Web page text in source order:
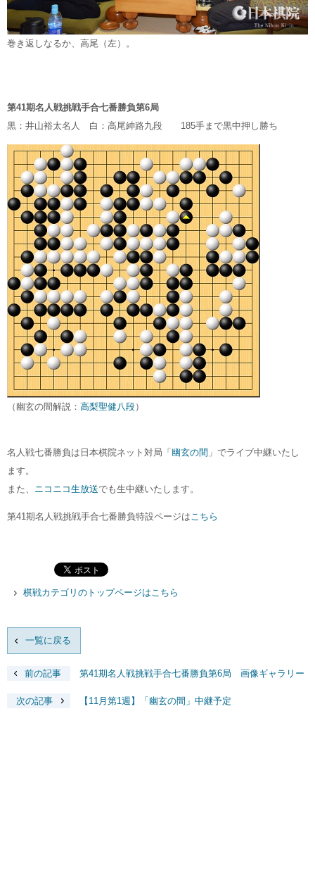
巻き返しなるか、高尾（左）。
第41期名人戦挑戦手合七番勝負第6局
黒：井山裕太名人 白：高尾紳路九段 185手まで黒中押し勝ち
（幽玄の間解説： 高梨聖健八段）
名人戦七番勝負は日本棋院ネット対局「 幽玄の間 」でライブ中継いたし
ます。
また、
ニコニコ生放送でも生中継いたします。
第41期名人戦挑戦手合七番勝負特設ページは こちら
棋戦カテゴリのトップページはこちら
一覧に戻る
前の記事 第41期名人戦挑戦手合七番勝負第6局 画像ギャラリー
次の記事 【11月第1週】「幽玄の間」中継予定